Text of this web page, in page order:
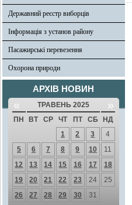
Державний реєстр виборців
Інформація з установ району
Пасажирські перевезення
Охорона природи
АРХІВ НОВИН
« ТРАВЕНЬ 2025 »
ПН ВТ СР ЧТ ПТ СБ
НД
1
2 3
4
5
6 7 8 9 10
11
12
13 14 15 16 17
18
19
20 21 22 23 24
25
26
27 28 29 30 31